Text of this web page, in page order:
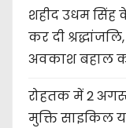
शहीद उधम सिंह
कर दी
अवकाश बहाल
रोहतक में 2
मुक्ति साइकिल